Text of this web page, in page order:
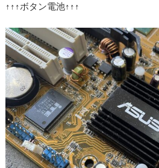
↑↑↑ボタン電池↑↑↑